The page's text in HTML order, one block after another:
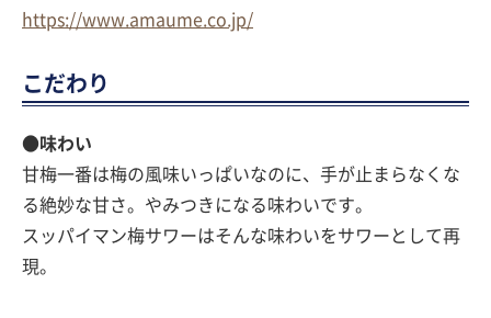
https://www.amaume.co.jp/
こだわり
●味わい
甘梅一番は梅の風味いっぱいなのに、手が止まらなくな
る絶妙な甘さ。やみつきになる味わいです。
スッパイマン梅サワーはそんな味わいをサワーとして再
現。